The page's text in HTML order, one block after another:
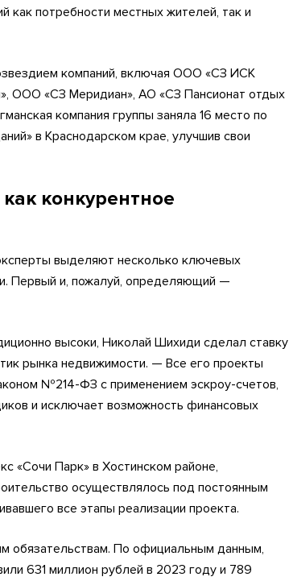
потребности местных жителей, так и
компаний, включая ООО «СЗ ИСК
ООО «СЗ Меридиан», АО «СЗ Пансионат отдых
компания группы заняла 16 место по
в Краснодарском крае, улучшив свои
конкурентное
выделяют несколько ключевых
Первый и, пожалуй, определяющий —
высоки, Николай Шихиди сделал ставку
рынка недвижимости. — Все его проекты
№214-ФЗ с применением эскроу-счетов,
и исключает возможность финансовых
«Сочи Парк» в Хостинском районе,
осуществлялось под постоянным
все этапы реализации проекта.
обязательствам. По официальным данным,
631 миллион рублей в 2023 году и 789